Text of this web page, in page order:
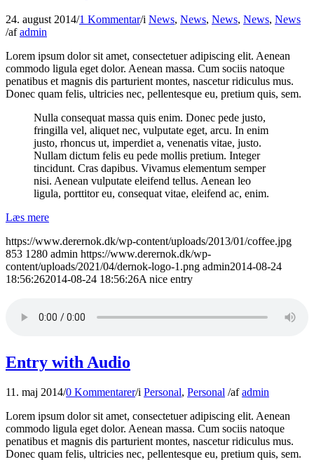
24. august 2014/1 Kommentar/i News, News, News, News, News
/afadmin
Lorem ipsum dolor sit amet, consectetuer adipiscing elit. Aenean
commodo ligula eget dolor. Aenean massa. Cum sociis natoque
penatibus et magnis dis parturient montes, nascetur ridiculus mus.
Donec quam felis, ultricies nec, pellentesque eu, pretium quis, sem.
Nulla consequat massa quis enim. Donec pede justo,
fringilla vel, aliquet nec, vulputate eget, arcu. In enim
justo, rhoncus ut, imperdiet a, venenatis vitae, justo.
Nullam dictum felis eu pede mollis pretium. Integer
tincidunt. Cras dapibus. Vivamus elementum semper
nisi. Aenean vulputate eleifend tellus. Aenean leo
ligula, porttitor eu, consequat vitae, eleifend ac, enim.
Læs mere
https://www.derernok.dk/wp-content/uploads/2013/01/coffee.jpg
853 1280 admin https://www.derernok.dk/wp-
content/uploads/2021/04/dernok-logo-1.png admin2014-08-24
18:56:262014-08-24 18:56:26A nice entry
Entry with Audio
11. maj 2014/0 Kommentarer/i Personal, Personal /afadmin
Lorem ipsum dolor sit amet, consectetuer adipiscing elit. Aenean
commodo ligula eget dolor. Aenean massa. Cum sociis natoque
penatibus et magnis dis parturient montes, nascetur ridiculus mus.
Donec quam felis, ultricies nec, pellentesque eu, pretium quis, sem.